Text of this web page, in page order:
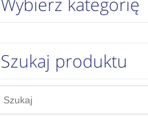
Szukaj produktu